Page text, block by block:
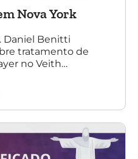
Nova York
Daniel Benitti
tratamento de
no Veith